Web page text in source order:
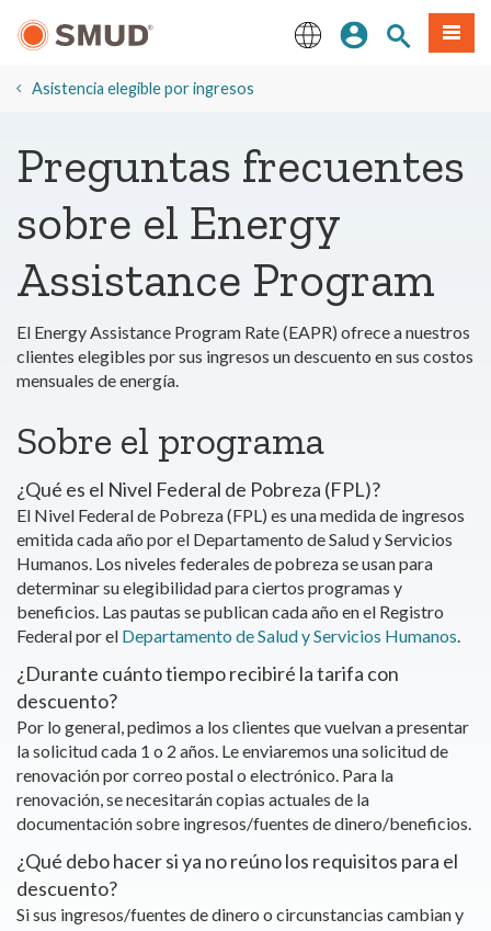
principal
Iniciar sesión
Buscar en
Menú
Asistencia elegible por ingresos
Preguntas frecuentes
sobre el Energy
Assistance Program
El Energy Assistance Program Rate (EAPR) ofrece a nuestros
clientes elegibles por sus ingresos un descuento en sus costos
mensuales de energía.
Sobre el programa
¿Qué es el Nivel Federal de Pobreza (FPL)?
El Nivel Federal de Pobreza (FPL) es una medida de ingresos
emitida cada año por el Departamento de Salud y Servicios
Humanos. Los niveles federales de pobreza se usan para
determinar su elegibilidad para ciertos programas y
beneficios. Las pautas se publican cada año en el Registro
Federal por el Departamento de Salud y Servicios Humanos.
¿Durante cuánto tiempo recibiré la tarifa con
descuento?
Por lo general, pedimos a los clientes que vuelvan a presentar
la solicitud cada 1 o 2 años. Le enviaremos una solicitud de
renovación por correo postal o electrónico. Para la
renovación, se necesitarán copias actuales de la
documentación sobre ingresos/fuentes de dinero/beneficios.
¿Qué debo hacer si ya no reúno los requisitos para el
descuento?
Si sus ingresos/fuentes de dinero o circunstancias cambian y